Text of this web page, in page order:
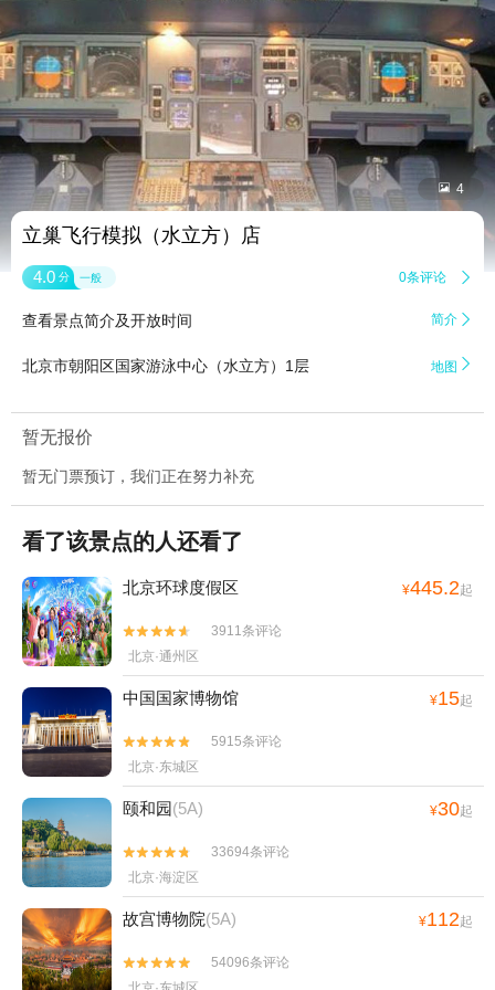
 4
立巢飞行模拟（水立方）店
4.0 分 一般 0条评论 
查看景点简介及开放时间 简介 
北京市朝阳区国家游泳中心（水立方）1层 地图 
暂无报价
暂无门票预订，我们正在努力补充
看了该景点的人还看了
北京环球度假区 ¥445.2起


3911条评论
北京·通州区
中国国家博物馆 ¥15起


5915条评论
北京·东城区
颐和园(5A) ¥30起


33694条评论
北京·海淀区
故宫博物院(5A) ¥112起


54096条评论
